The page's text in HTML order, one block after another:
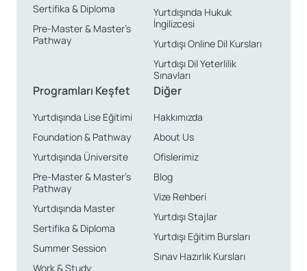
Sertifika & Diploma
Pre-Master & Master’s
Pathway
Yurtdışında Hukuk
İngilizcesi
Yurtdışı Online Dil Kursları
Yurtdışı Dil Yeterlilik
Sınavları
Programları Keşfet
Yurtdışında Lise Eğitimi
Foundation & Pathway
Yurtdışında Üniversite
Pre-Master & Master’s
Pathway
Yurtdışında Master
Sertifika & Diploma
Summer Session
Work & Study
Diğer
Hakkımızda
About Us
Ofislerimiz
Blog
Vize Rehberi
Yurtdışı Stajlar
Yurtdışı Eğitim Bursları
Sınav Hazırlık Kursları